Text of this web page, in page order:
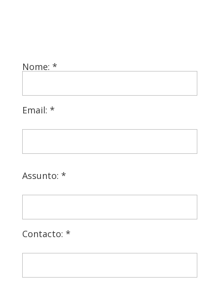
Nome: *
Email: *
Assunto: *
Contacto: *